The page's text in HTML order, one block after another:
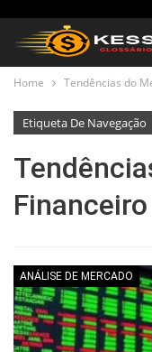
Home Tendências do
Etiqueta De Navegação
Financeiro
ANÁLISE DE MERCADO